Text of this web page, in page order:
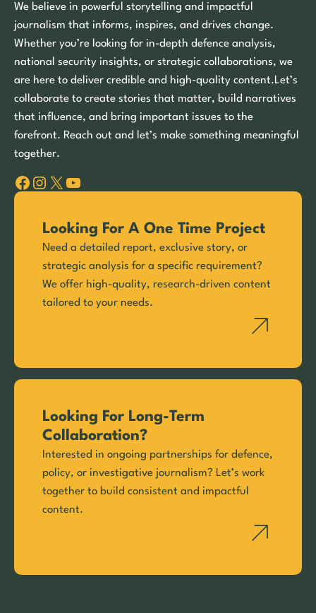
We believe in powerful storytelling and impactful
journalism that informs, inspires, and drives change.
Whether you’re looking for in-depth defence analysis,
national security insights, or strategic collaborations, we
are here to deliver credible and high-quality content.Let’s
collaborate to create stories that matter, build narratives
that influence, and bring important issues to the
forefront. Reach out and let’s make something meaningful
together.
Facebook Instagram X YouTube
Looking For A One Time Project
Need a detailed report, exclusive story, or
strategic analysis for a specific requirement?
We offer high-quality, research-driven content
tailored to your needs.
Looking For Long-Term
Collaboration?
Interested in ongoing partnerships for defence,
policy, or investigative journalism? Let’s work
together to build consistent and impactful
content.